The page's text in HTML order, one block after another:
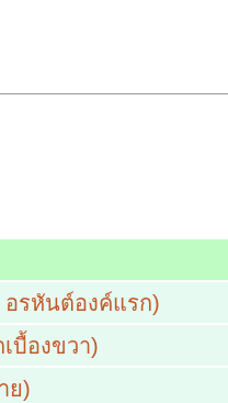
รหันต์องค์แรก)
บื้องขวา)
ย)